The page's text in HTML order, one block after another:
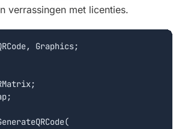
verrassingen met licenties.
Graphics;